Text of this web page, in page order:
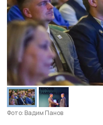
Фото: Вадим Панов